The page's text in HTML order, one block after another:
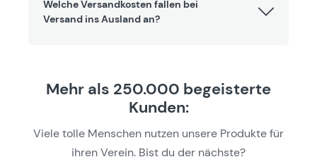
Welche Versandkosten fallen bei
Versand ins Ausland an?
Mehr als 250.000 begeisterte
Kunden:
Viele tolle Menschen nutzen unsere Produkte für
ihren Verein. Bist du der nächste?